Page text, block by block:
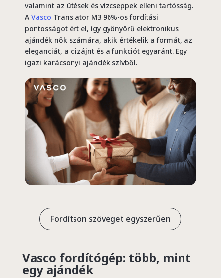
valamint az ütések és vízcseppek elleni tartósság.
A Vasco Translator M3 96%-os fordítási
pontosságot ért el, így gyönyörű elektronikus
ajándék nők számára, akik értékelik a formát, az
eleganciát, a dizájnt és a funkciót egyaránt. Egy
igazi karácsonyi ajándék szívből.
Fordítson szöveget egyszerűen
Vasco fordítógép: több, mint
egy ajándék